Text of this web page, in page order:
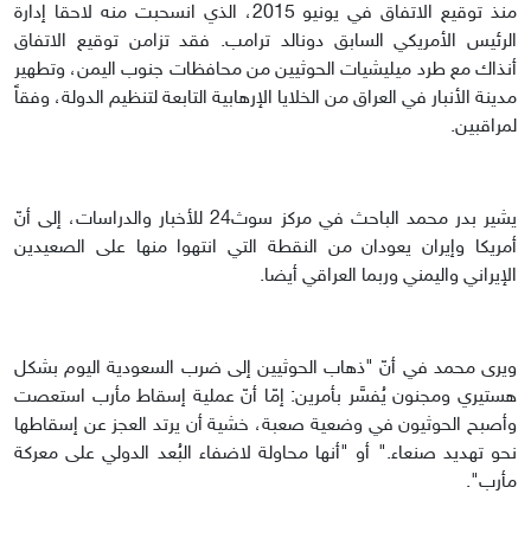
منذ توقيع الاتفاق في يونيو 2015، الذي انسحبت منه لاحقا إدارة
الرئيس الأمريكي السابق دونالد ترامب. فقد تزامن توقيع الاتفاق
أنذاك مع طرد ميليشيات الحوثيين من محافظات جنوب اليمن، وتطهير
مدينة الأنبار في العراق من الخلايا الإرهابية التابعة لتنظيم الدولة، وفقاً
لمراقبين.
يشير بدر محمد الباحث في مركز سوث24 للأخبار والدراسات، إلى أنّ
أمريكا وإيران يعودان من النقطة التي انتهوا منها على الصعيدين
الإيراني واليمني وربما العراقي أيضا.
ويرى محمد في أنّ "ذهاب الحوثيين إلى ضرب السعودية اليوم بشكل
هستيري ومجنون يُفسَّر بأمرين: إمّا أنّ عملية إسقاط مأرب استعصت
وأصبح الحوثيون في وضعية صعبة، خشية أن يرتد العجز عن إسقاطها
نحو تهديد صنعاء." أو "أنها محاولة لاضفاء البُعد الدولي على معركة
مأرب".